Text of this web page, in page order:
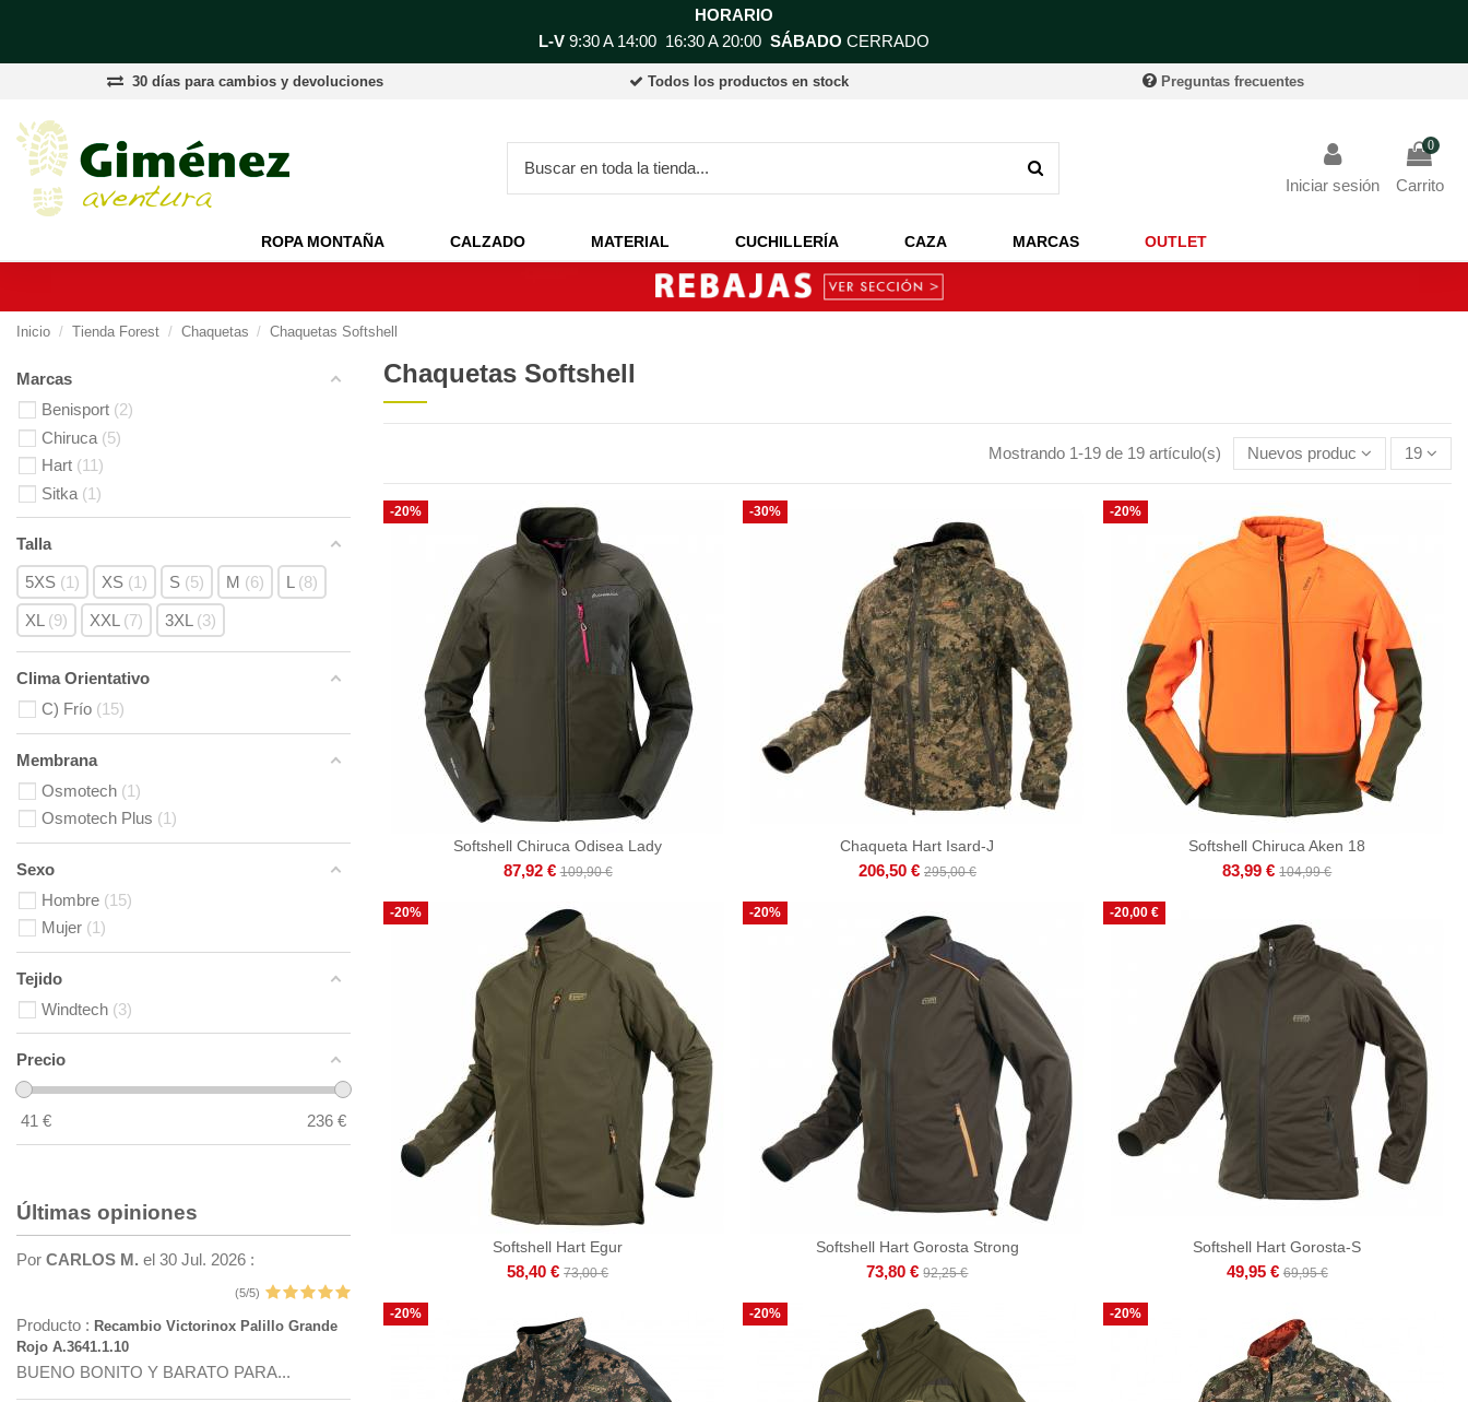
HORARIO
L-V 9:30 A 14:00 16:30 A 20:00 SÁBADO CERRADO
30 días para cambios y devoluciones Todos los productos en stock Preguntas frecuentes
Iniciar sesión
0
Carrito
ROPA MONTAÑA CALZADO MATERIAL CUCHILLERÍA CAZA MARCAS OUTLET
Inicio Tienda Forest Chaquetas Chaquetas Softshell
Chaquetas Softshell
Mostrando 1-19 de 19 artículo(s) Nuevos productos primero
19
-20%
Softshell Chiruca Odisea Lady
87,92 € 109,90 €
-30%
Chaqueta Hart Isard-J
206,50 € 295,00 €
-20%
Softshell Chiruca Aken 18
83,99 € 104,99 €
-20%
Softshell Hart Egur
58,40 € 73,00 €
-20%
Softshell Hart Gorosta Strong
73,80 € 92,25 €
-20,00 €
Softshell Hart Gorosta-S
49,95 € 69,95 €
-20% -20% -20%
Marcas
Benisport 2
Chiruca 5
Hart
11
Sitka
1
Talla
5XS 1 XS 1 S 5 M 6 L 8
XL 9 XXL 7 3XL 3
Clima Orientativo
C) Frío
15
Membrana
Osmotech
1
Osmotech Plus
1
Sexo
Hombre
15
Mujer
1
Tejido
Windtech 3
Precio
41 € 236 €
Últimas opiniones
Por CARLOS M. el 30 Jul. 2026 :
(5/5)
Producto : Recambio Victorinox Palillo Grande
Rojo A.3641.1.10
BUENO BONITO Y BARATO PARA...